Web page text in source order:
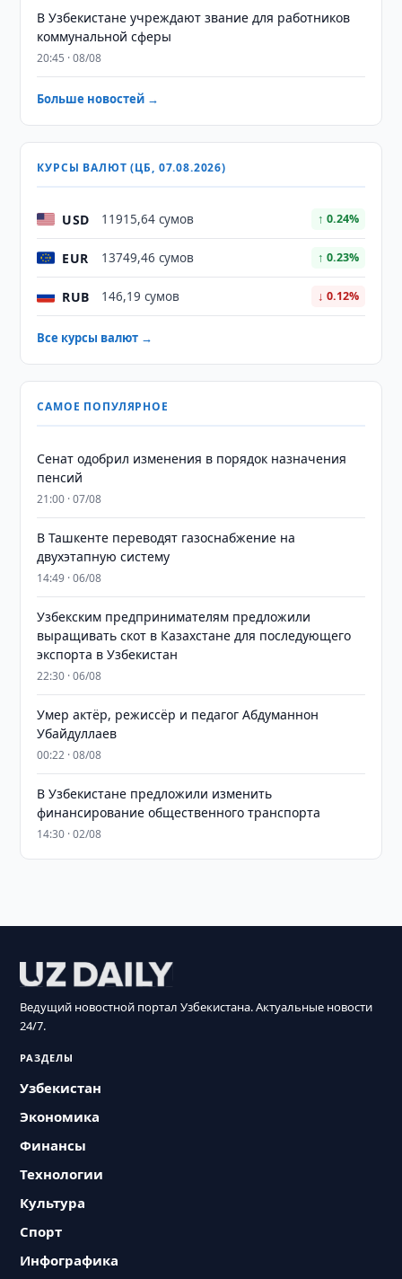
В Узбекистане учреждают звание для работников
коммунальной сферы
20:45 · 08/08
Больше новостей →
КУРСЫ ВАЛЮТ (ЦБ, 07.08.2026)
USD 11915,64 сумов ↑ 0.24%
EUR 13749,46 сумов ↑ 0.23%
RUB 146,19 сумов ↓ 0.12%
Все курсы валют →
САМОЕ ПОПУЛЯРНОЕ
Сенат одобрил изменения в порядок назначения
пенсий
21:00 · 07/08
В Ташкенте переводят газоснабжение на
двухэтапную систему
14:49 · 06/08
Узбекским предпринимателям предложили
выращивать скот в Казахстане для последующего
экспорта в Узбекистан
22:30 · 06/08
Умер актёр, режиссёр и педагог Абдуманнон
Убайдуллаев
00:22 · 08/08
В Узбекистане предложили изменить
финансирование общественного транспорта
14:30 · 02/08
Ведущий новостной портал Узбекистана. Актуальные новости
24/7.
РАЗДЕЛЫ
Узбекистан
Экономика
Финансы
Технологии
Культура
Спорт
Инфографика